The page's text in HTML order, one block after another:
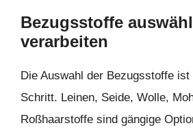
Bezugsstoffe
verarbeiten
Die Auswahl der Bezugsstoffe
Schritt. Leinen, Seide, Wolle,
Roßhaarstoffe sind gängige